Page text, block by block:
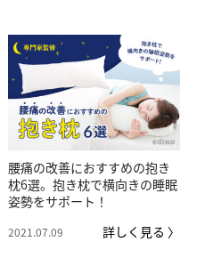
腰痛の改善におすすめの抱き
枕6選。抱き枕で横向きの睡眠
姿勢をサポート！
2021.07.09 詳しく見る 〉